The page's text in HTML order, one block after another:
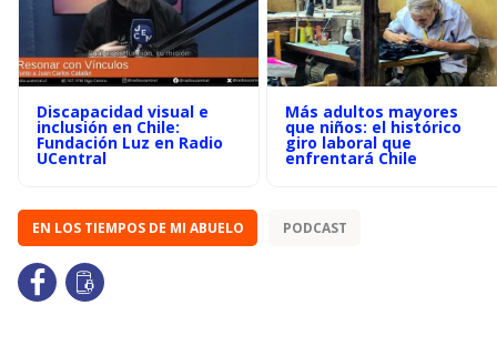
Discapacidad visual e
inclusión en Chile:
Fundación Luz en Radio
UCentral
Más adultos mayores
que niños: el histórico
giro laboral que
enfrentará Chile
EN LOS TIEMPOS DE MI ABUELO PODCAST